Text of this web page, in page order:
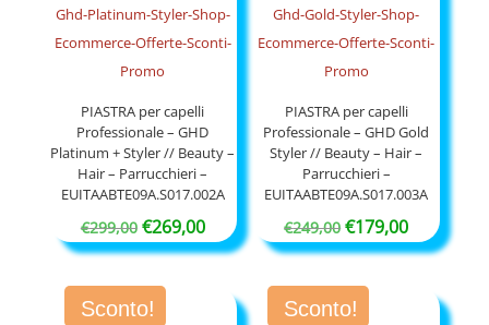
PIASTRA per capelli
Professionale – GHD
Platinum + Styler // Beauty –
Hair – Parrucchieri –
EUITAABTE09A.S017.002A
€299,00 Il
prezzo
originale
era:
€269,00Il
prezzo
PIASTRA per capelli
Professionale – GHD Gold
Styler // Beauty – Hair –
Parrucchieri –
EUITAABTE09A.S017.003A
€249,00 Il
prezzo
originale
era:
€179,00Il
prezzo
Sconto! Sconto!